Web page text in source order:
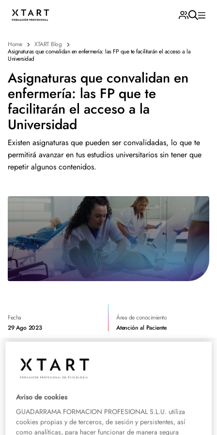
Home
XTART Blog
Asignaturas que convalidan en enfermería: las FP que te facilitarán el acceso a la
Universidad
Asignaturas que convalidan en
enfermería: las FP que te
facilitarán el acceso a la
Universidad
Existen asignaturas que pueden ser convalidadas, lo que te
permitirá avanzar en tus estudios universitarios sin tener que
repetir algunos contenidos.
Fecha
29 Ago 2023
Área de conocimiento
Atención al Paciente
Si estás considerando seguir una carrera en Enfermería, es importante
conocer las opciones que tienes para facilitar tu acceso a la universidad.
pueden ser un camino que te permita ahorrar tiempo y esfuerzo en tu
trayectoria académica hacia ese campo.
En este artículo, te presentaremos información clave sobre las asignaturas
Aviso de cookies
GUADARRAMA FORMACION PROFESIONAL S.L.U. utiliza
cookies propias y de terceros, de sesión y persistentes, así
como analíticas, para hacer funcionar de manera segura